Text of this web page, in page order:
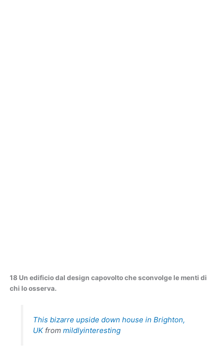
18 Un edificio dal design capovolto che sconvolge le menti di
chi lo osserva.
This bizarre upside down house in Brighton,
UKfrom mildlyinteresting